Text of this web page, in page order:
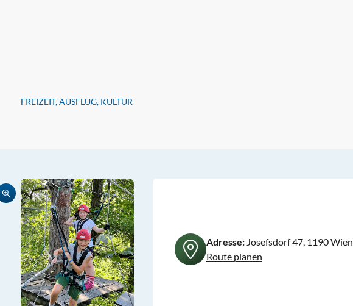
FREIZEIT, AUSFLUG, KULTUR
Adresse: Josefsdorf 47, 1190 Wien
Route planen